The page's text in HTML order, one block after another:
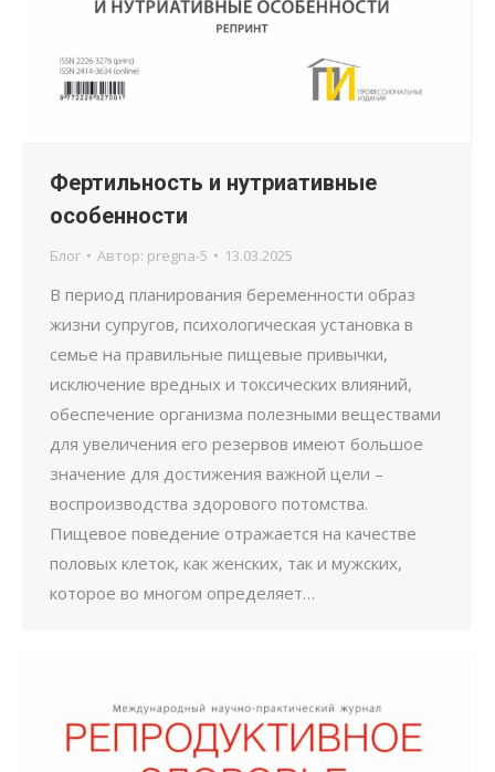
Фертильность и нутриативные
особенности
Блог Автор: pregna-5 13.03.2025
В период планирования беременности образ
жизни супругов, психологическая установка в
семье на правильные пищевые привычки,
исключение вредных и токсических влияний,
обеспечение организма полезными веществами
для увеличения его резервов имеют большое
значение для достижения важной цели –
воспроизводства здорового потомства.
Пищевое поведение отражается на качестве
половых клеток, как женских, так и мужских,
которое во многом определяет…